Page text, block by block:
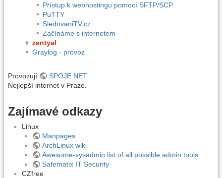
Přístup k webhostingu pomocí SFTP/SCP
PuTTY
SledovaniTV.cz
Začínáme s internetem
zentyal
Graylog - provoz
Provozují SPOJE.NET.
Nejlepší internet v Praze.
Zajímavé odkazy
Linux
Manpages
ArchLinux wiki
Awesome-sysadmin list of all possible admin tools
Safematix IT Security
CZfree